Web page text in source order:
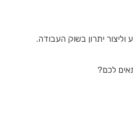
יתרון בשוק העבודה.
לכם?